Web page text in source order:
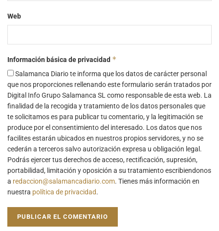
Web
Información básica de privacidad *
Salamanca Diario te informa que los datos de carácter personal
que nos proporciones rellenando este formulario serán tratados por
Digital Info Grupo Salamanca SL como responsable de esta web. La
finalidad de la recogida y tratamiento de los datos personales que
te solicitamos es para publicar tu comentario, y la legitimación se
produce por el consentimiento del interesado. Los datos que nos
facilites estarán ubicados en nuestros propios servidores, y no se
cederán a terceros salvo autorización expresa u obligación legal.
Podrás ejercer tus derechos de acceso, rectificación, supresión,
portabilidad, limitación y oposición a su tratamiento escribiendonos
a redaccion@salamancadiario.com. Tienes más información en
nuestra política de privacidad.